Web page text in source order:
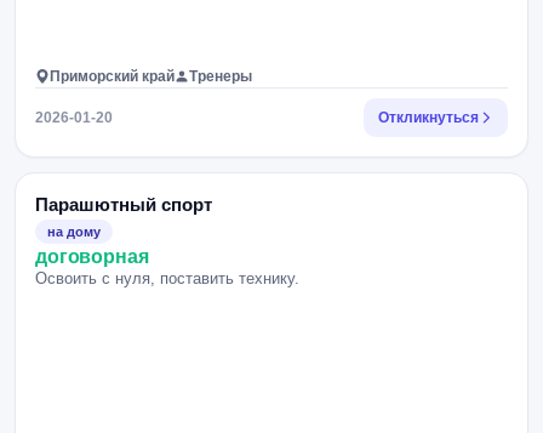
Приморский край Тренеры
2026-01-20 Откликнуться
Парашютный спорт
на дому
договорная
Освоить с нуля, поставить технику.